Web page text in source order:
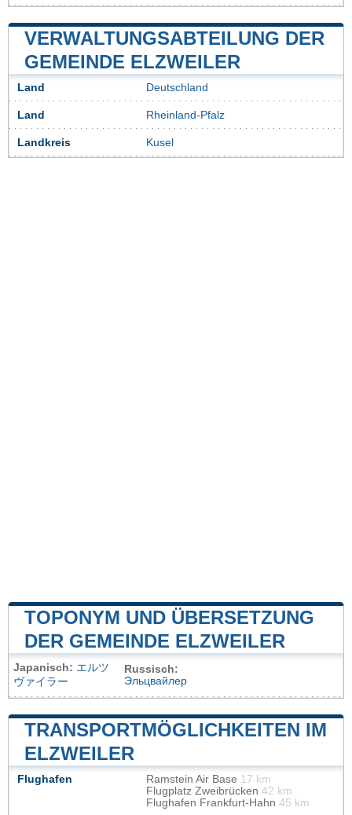
VERWALTUNGSABTEILUNG DER
GEMEINDE ELZWEILER
Land Deutschland
Land Rheinland-Pfalz
Landkreis Kusel
TOPONYM UND ÜBERSETZUNG
DER GEMEINDE ELZWEILER
Japanisch: エルツ
ヴァイラー
Russisch:
Эльцвайлер
TRANSPORTMÖGLICHKEITEN IM
ELZWEILER
Flughafen Ramstein Air Base 17 km
Flugplatz Zweibrücken 42 km
Flughafen Frankfurt-Hahn 45 km